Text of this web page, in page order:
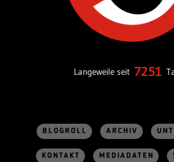
Langeweile seit 7251
BLOGROLL ARCHIV
KONTAKT MEDIADATEN